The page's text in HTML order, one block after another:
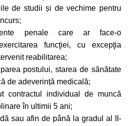
de studii și de vechime pentru
penale care ar face-o
funcţiei, cu excepţia
reabilitarea;
postului, starea de sănătate
de adeverință medicală;
contractul individual de muncă
în ultimii 5 ani;
sau afin de până la gradul al II-